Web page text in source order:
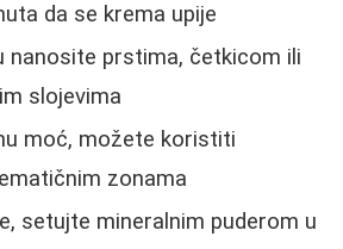
da se krema upije
nanosite prstima, četkicom ili
slojevima
moć, možete koristiti
zonama
setujte mineralnim puderom u